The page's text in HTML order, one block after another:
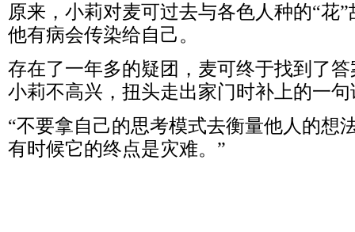
原来，小莉对麦可过去与各色人种的“花
他有病会传染给自己。
存在了一年多的疑团，麦可终于找到了
小莉不高兴，扭头走出家门时补上的一句
“不要拿自己的思考模式去衡量他人的想
有时候它的终点是灾难。”